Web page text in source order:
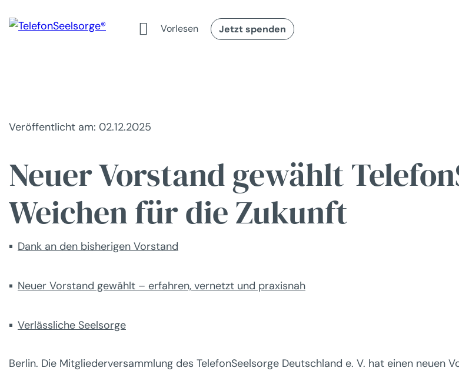
Vorlesen Jetzt spenden
Veröffentlicht am: 02.12.2025
Neuer Vorstand gewählt
Weichen für die Zukunft
Dank an den bisherigen Vorstand
Neuer Vorstand gewählt – erfahren, vernetzt und praxisnah
Verlässliche Seelsorge
Berlin. Die Mitgliederversammlung des TelefonSeelsorge Deutschland e. V. hat einen